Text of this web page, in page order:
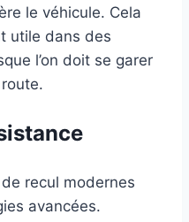
le véhicule. Cela
utile dans des
l’on doit se garer
recul modernes
avancées.